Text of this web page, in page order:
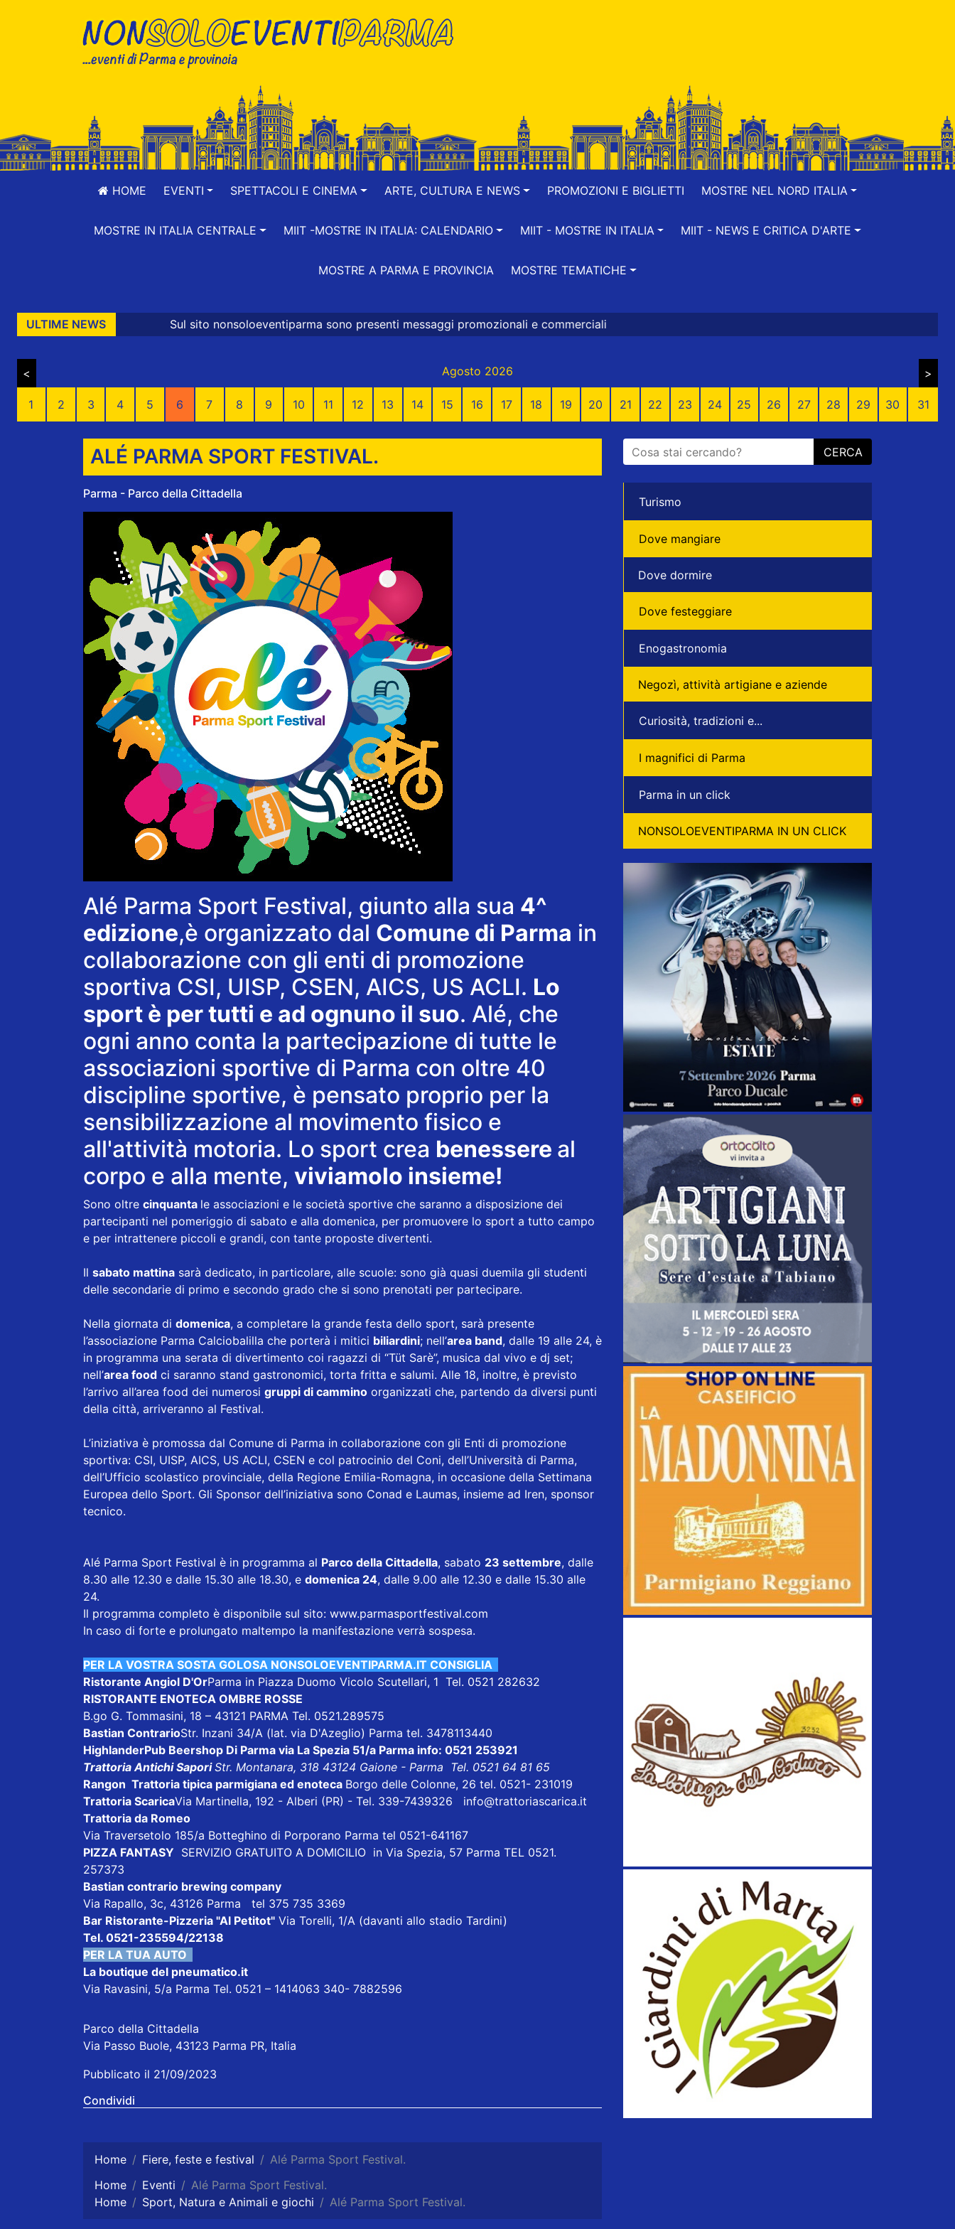
HOME EVENTI SPETTACOLI E CINEMA ARTE, CULTURA E NEWS PROMOZIONI E BIGLIETTI MOSTRE NEL NORD ITALIA
MOSTRE IN ITALIA CENTRALE MIIT -MOSTRE IN ITALIA: CALENDARIO MIIT - MOSTRE IN ITALIA MIIT - NEWS E CRITICA D'ARTE
MOSTRE A PARMA E PROVINCIA MOSTRE TEMATICHE
ULTIME NEWS
Sul sito nonsoloeventiparma sono presenti messaggi promozionali e commerciali
< Agosto 2026 >
1 2 3 4 5 6 7 8 9 10 11 12 13 14 15 16 17 18 19 20 21 22 23 24 25 26 27 28 29 30 31
ALÉ PARMA SPORT FESTIVAL.
Parma - Parco della Cittadella
Alé Parma Sport Festival, giunto alla sua 4^
edizione,è organizzato dal Comune di Parma in
collaborazione con gli enti di promozione
sportiva CSI, UISP, CSEN, AICS, US ACLI. Lo
sport è per tutti e ad ognuno il suo. Alé, che
ogni anno conta la partecipazione di tutte le
associazioni sportive di Parma con oltre 40
discipline sportive, è pensato proprio per la
sensibilizzazione al movimento fisico e
all'attività motoria. Lo sport crea benessere al
corpo e alla mente, viviamolo insieme!
Sono oltre cinquanta le associazioni e le società sportive che saranno a disposizione dei
partecipanti nel pomeriggio di sabato e alla domenica, per promuovere lo sport a tutto campo
e per intrattenere piccoli e grandi, con tante proposte divertenti.
Il sabato mattina sarà dedicato, in particolare, alle scuole: sono già quasi duemila gli studenti
delle secondarie di primo e secondo grado che si sono prenotati per partecipare.
Nella giornata di domenica, a completare la grande festa dello sport, sarà presente
l’associazione Parma Calciobalilla che porterà i mitici biliardini; nell’area band, dalle 19 alle 24, è
in programma una serata di divertimento coi ragazzi di “Tüt Sarè”, musica dal vivo e dj set;
nell’area food ci saranno stand gastronomici, torta fritta e salumi. Alle 18, inoltre, è previsto
l’arrivo all’area food dei numerosi gruppi di cammino organizzati che, partendo da diversi punti
della città, arriveranno al Festival.
L’iniziativa è promossa dal Comune di Parma in collaborazione con gli Enti di promozione
sportiva: CSI, UISP, AICS, US ACLI, CSEN e col patrocinio del Coni, dell’Università di Parma,
dell’Ufficio scolastico provinciale, della Regione Emilia-Romagna, in occasione della Settimana
Europea dello Sport. Gli Sponsor dell’iniziativa sono Conad e Laumas, insieme ad Iren, sponsor
tecnico.
Alé Parma Sport Festival è in programma al Parco della Cittadella, sabato 23 settembre, dalle
8.30 alle 12.30 e dalle 15.30 alle 18.30, e domenica 24, dalle 9.00 alle 12.30 e dalle 15.30 alle
24.
Il programma completo è disponibile sul sito: www.parmasportfestival.com
In caso di forte e prolungato maltempo la manifestazione verrà sospesa.
PER LA VOSTRA SOSTA GOLOSA NONSOLOEVENTIPARMA.IT CONSIGLIA
Ristorante Angiol D'OrParma in Piazza Duomo Vicolo Scutellari, 1 Tel. 0521 282632
RISTORANTE ENOTECA OMBRE ROSSE
B.go G. Tommasini, 18 – 43121 PARMA Tel. 0521.289575
Bastian ContrarioStr. Inzani 34/A (lat. via D'Azeglio) Parma tel. 3478113440
HighlanderPub Beershop Di Parma via La Spezia 51/a Parma info: 0521 253921
Trattoria Antichi SaporiStr. Montanara, 318 43124 Gaione - Parma Tel. 0521 64 81 65
Rangon Trattoria tipica parmigiana ed enoteca Borgo delle Colonne, 26 tel. 0521- 231019
Trattoria ScaricaVia Martinella, 192 - Alberi (PR) - Tel. 339-7439326 info@trattoriascarica.it
Trattoria da Romeo
Via Traversetolo 185/a Botteghino di Porporano Parma tel 0521-641167
PIZZA FANTASY SERVIZIO GRATUITO A DOMICILIO in Via Spezia, 57 Parma TEL 0521.
257373
Bastian contrario brewing company
Via Rapallo, 3c, 43126 Parma tel 375 735 3369
Bar Ristorante-Pizzeria "Al Petitot" Via Torelli, 1/A (davanti allo stadio Tardini)
Tel. 0521-235594/22138
PER LA TUA AUTO
La boutique del pneumatico.it
Via Ravasini, 5/a Parma Tel. 0521 – 1414063 340- 7882596
Parco della Cittadella
Via Passo Buole, 43123 Parma PR, Italia
Pubblicato il 21/09/2023
Condividi
Home Fiere, feste e festival
Alé Parma Sport Festival.
Home
Eventi
Alé Parma Sport Festival.
Home
Sport, Natura e Animali e giochi Alé Parma Sport Festival.
CERCA
Turismo
Dove mangiare
Dove dormire
Dove festeggiare
Enogastronomia
Negozì, attività artigiane e aziende
Curiosità, tradizioni e...
I magnifici di Parma
Parma in un click
NONSOLOEVENTIPARMA IN UN CLICK